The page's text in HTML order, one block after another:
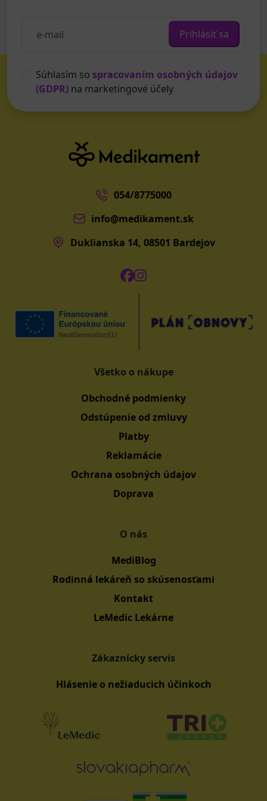
Prihlásiť sa
Súhlasím so spracovaním osobných údajov
(GDPR) na marketingové účely
054/8775000
info@medikament.sk
Duklianska 14, 08501 Bardejov
Všetko o nákupe
Obchodné podmienky
Odstúpenie od zmluvy
Platby
Reklamácie
Ochrana osobných údajov
Doprava
O nás
MediBlog
Rodinná lekáreň so skúsenosťami
Kontakt
LeMedic Lekárne
Zákaznícky servis
Hlásenie o nežiaducich účinkoch